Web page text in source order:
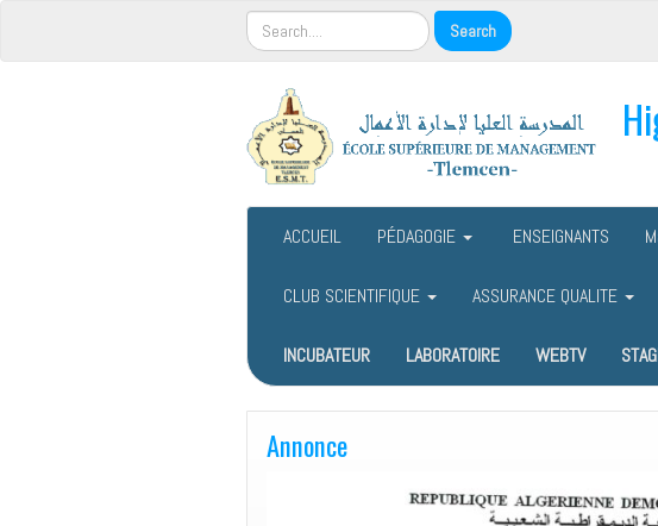
ACCUEIL PÉDAGOGIE ENSEIGNANTS
CLUB SCIENTIFIQUE ASSURANCE QUALITE
INCUBATEUR LABORATOIRE WEBTV
Annonce